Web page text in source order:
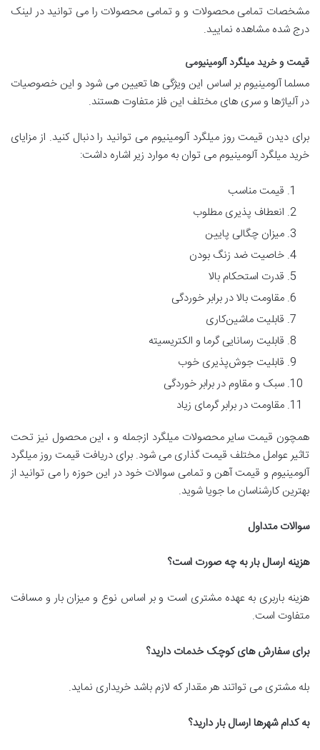
مشخصات تمامی محصولات و و تمامی محصولات را می توانید در لینک
درج شده مشاهده نمایید.
قیمت و خرید میلگرد آلومینیومی
مسلما آلومینیوم بر اساس این ویژگی ها تعیین می شود و این خصوصیات
در آلیاژها و سری های مختلف این فلز متفاوت هستند.
برای دیدن قیمت روز میلگرد آلومینیوم می توانید را دنبال کنید. از مزایای
خرید میلگرد آلومینیوم می توان به موارد زیر اشاره داشت:
قیمت مناسب
انعطاف پذیری مطلوب
میزان چگالی پایین
خاصیت ضد زنگ بودن
قدرت استحکام بالا
مقاومت بالا در برابر خوردگی
قابلیت ماشین‌کاری
قابلیت رسانایی گرما و الکتریسیته
قابلیت جوش‌پذیری خوب
سبک و مقاوم در برابر خوردگی
مقاومت در برابر گرمای زیاد
همچون قیمت سایر محصولات میلگرد ازجمله و ، این محصول نیز تحت
تاثیر عوامل مختلف قیمت گذاری می شود. برای دریافت قیمت روز میلگرد
آلومینیوم و قیمت آهن و تمامی سوالات خود در این حوزه را می توانید از
بهترین کارشناسان ما جویا شوید.
سوالات متداول
هزینه ارسال بار به چه صورت است؟
هزینه باربری به عهده مشتری است و بر اساس نوع و میزان بار و مسافت
متفاوت است.
برای سفارش های کوچک خدمات دارید؟
بله مشتری می تواتند هر مقدار که لازم باشد خریداری نماید.
به کدام شهرها ارسال بار دارید؟